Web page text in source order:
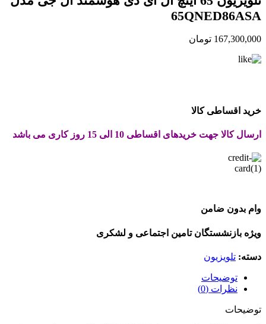
65QNED86ASA
167,300,000 تومان
خرید اقساطی کالا
ارسال کالا جهت خریدهای اقساطی 10 الی 15 روز کاری می باشد
وام بدون ضامن
ویژه بازنشستگان تامین اجتماعی و لشکری
دسته: تلویزیون
توضیحات
نظرات (0)
توضیحات